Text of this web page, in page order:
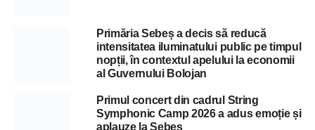
Primăria Sebeș a decis să reducă
intensitatea iluminatului public pe timpul
nopții, în contextul apelului la economii
al Guvernului Bolojan
Primul concert din cadrul String
Symphonic Camp 2026 a adus emoție și
aplauze la Sebeș